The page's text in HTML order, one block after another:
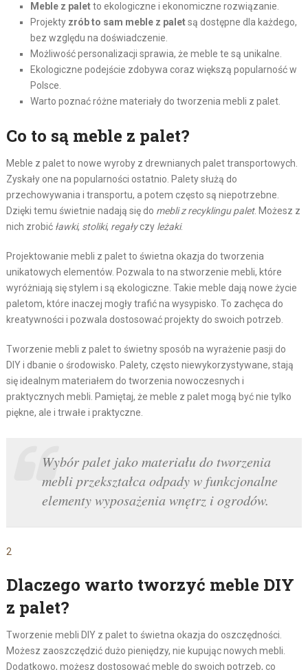
Meble z paletto ekologiczne i ekonomiczne rozwiązanie.
Projekty zrób to sam meble z paletsą dostępne dla każdego,
bez względu na doświadczenie.
Możliwość personalizacji sprawia, że meble te są unikalne.
Ekologiczne podejście zdobywa coraz większą popularność w
Polsce.
Warto poznać różne materiały do tworzenia mebli z palet.
Co to są meble z palet?
Meble z palet to nowe wyroby z drewnianych palet transportowych.
Zyskały one na popularności ostatnio. Palety służą do
przechowywania i transportu, a potem często są niepotrzebne.
Dzięki temu świetnie nadają się do mebli z recyklingu palet. Możesz z
nich zrobić ławki, stoliki, regałyczy leżaki.
Projektowanie mebli z palet to świetna okazja do tworzenia
unikatowych elementów. Pozwala to na stworzenie mebli, które
wyróżniają się stylem i są ekologiczne. Takie meble dają nowe życie
paletom, które inaczej mogły trafić na wysypisko. To zachęca do
kreatywności i pozwala dostosować projekty do swoich potrzeb.
Tworzenie mebli z palet to świetny sposób na wyrażenie pasji do
DIY i dbanie o środowisko. Palety, często niewykorzystywane, stają
się idealnym materiałem do tworzenia nowoczesnych i
praktycznych mebli. Pamiętaj, że meble z palet mogą być nie tylko
piękne, ale i trwałe i praktyczne.
Wybór palet jako materiału do tworzenia
mebli przekształca odpady w funkcjonalne
elementy wyposażenia wnętrz i ogrodów.
2
Dlaczego warto tworzyć meble DIY
z palet?
Tworzenie mebli DIY z palet to świetna okazja do oszczędności.
Możesz zaoszczędzić dużo pieniędzy, nie kupując nowych mebli.
Dodatkowo, możesz dostosować meble do swoich potrzeb, co